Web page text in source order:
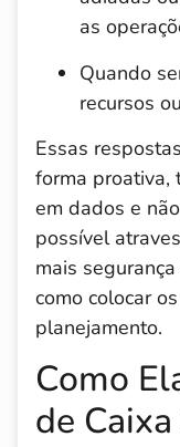
as
Quando
recursos
Essas
forma proativa,
em dados e
possível
mais
como colocar os
planejamento.
Como
de